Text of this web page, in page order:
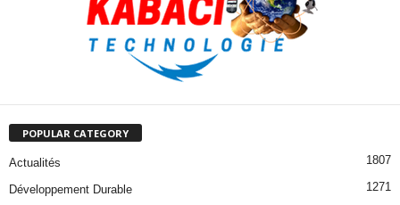
POPULAR CATEGORY
Actualités 1807
Développement Durable 1271